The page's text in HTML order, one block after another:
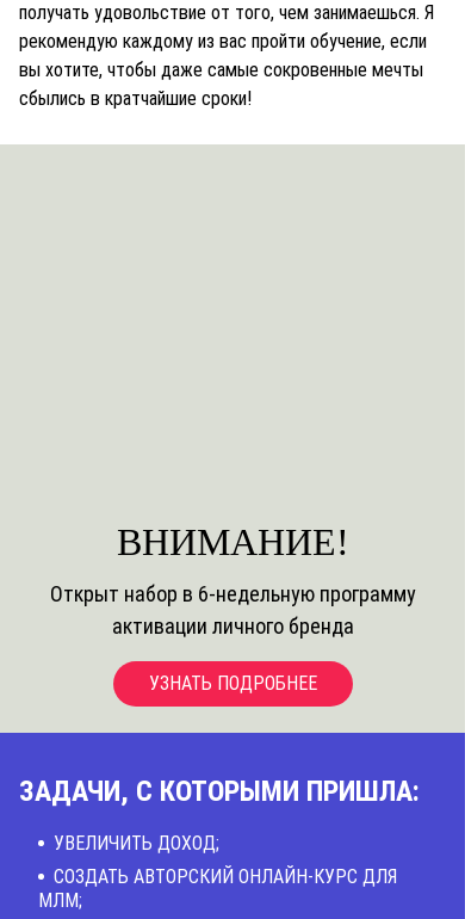
получать удовольствие от того, чем занимаешься. Я
рекомендую каждому из вас пройти обучение, если
вы хотите, чтобы даже самые сокровенные мечты
сбылись в кратчайшие сроки!
ВНИМАНИЕ!
Открыт набор в 6-недельную программу
активации личного бренда
УЗНАТЬ ПОДРОБНЕЕ
ЗАДАЧИ, С КОТОРЫМИ ПРИШЛА:
УВЕЛИЧИТЬ ДОХОД;
СОЗДАТЬ АВТОРСКИЙ ОНЛАЙН-КУРС ДЛЯ
МЛМ;